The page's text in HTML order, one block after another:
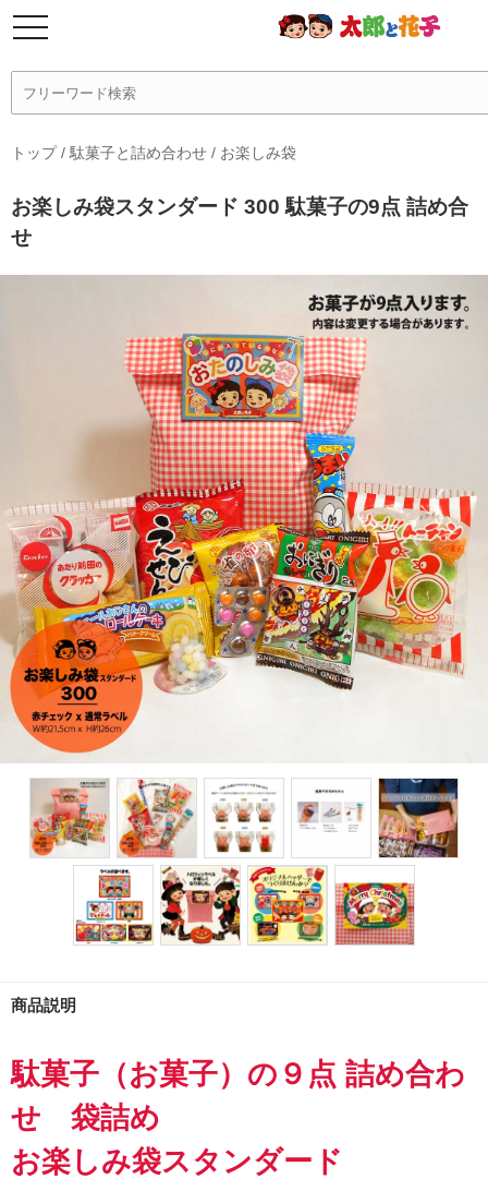
トップ/ 駄菓子と詰め合わせ / お楽しみ袋
お楽しみ袋スタンダード 300 駄菓子の9点 詰め合
せ
商品説明
駄菓子（お菓子）の９点 詰め合わ
せ 袋詰め
お楽しみ袋スタンダード